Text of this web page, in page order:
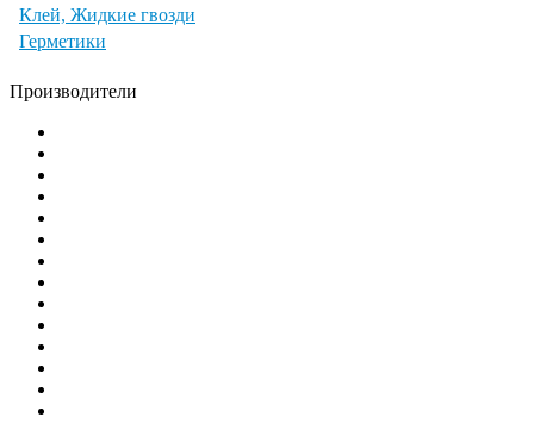
Клей, Жидкие гвозди
Герметики
Производители